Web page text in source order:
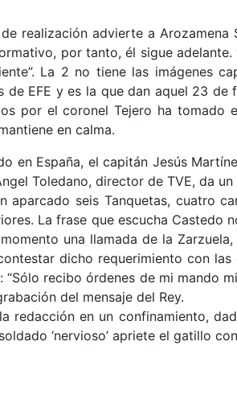
advierte a Arozamena
por tanto, él sigue
La 2 no tiene las imágenes
EFE y es la que dan aquel 23
por el coronel Tejero ha
en calma.
en España, el capitán Jesús
Toledano, director de TVE, da
aparcado seis Tanquetas, cuatro
La frase que escucha Castedo
una llamada de la
dicho requerimiento con las
recibo órdenes de mi mando
del mensaje del Rey.
en un confinamiento,
‘nervioso’ apriete el gatillo